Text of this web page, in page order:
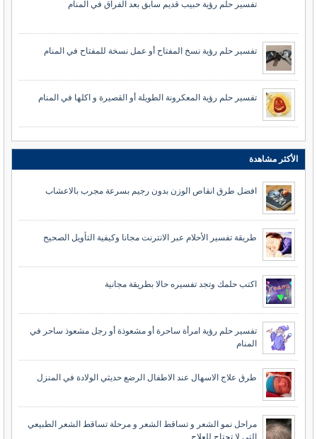
تفسير حلم رؤية حبيب قديم سابق بعد الفراق في المنام
تفسير حلم رؤية نسخ المفتاح أو عمل نسخة للمفتاح في المنام
تفسير حلم رؤية المعكرونة الطويلة أو القصيرة و اكلها في المنام
الأكثر مشاهدة
افضل طرق انقاص الوزن بدون رجيم بسرعة مجرب بالاعشاب
طريقة تفسير الأحلام عبر الانترنت مجانا وكيفية التأويل الصحيح
اكتب حلمك وتجد تفسيره حالا بطريقة مجانية
تفسير حلم رؤية امرأة ساحرة أو مشعوذة أو رجل مشعوذ ساحر في
المنام
طرق علاج الاسهال عند الاطفال الرضع حديثي الولادة في المنزل
مراحل نمو الشعر و تساقط الشعر و مرحلة تساقط الشعر الطبيعي